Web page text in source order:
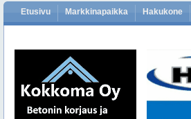
Etusivu Markkinapaikka Hakukone